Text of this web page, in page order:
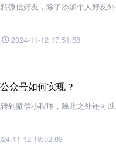
微信好友，除了添加个人好友
2024-11-12 17:51:58
众号如何实现？
到微信小程序，除此之外还可
11-12 18:02:03